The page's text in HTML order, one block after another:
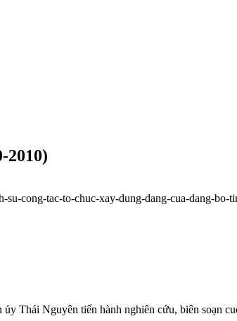
2010)
cong-tac-to-chuc-xay-dung-dang-cua-dang-bo-
Thái Nguyên tiến hành nghiên cứu, biên soạn